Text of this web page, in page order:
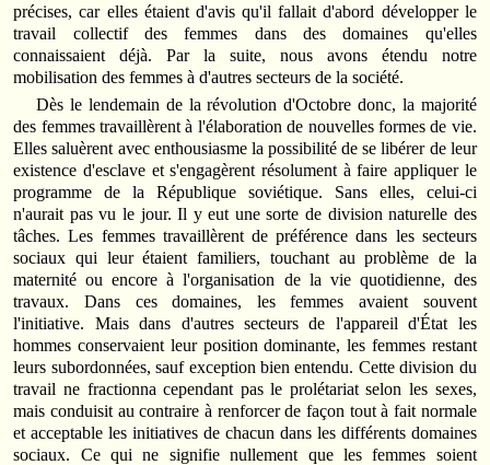
précises, car elles étaient d'avis qu'il fallait d'abord développer le
travail collectif des femmes dans des domaines qu'elles
connaissaient déjà. Par la suite, nous avons étendu notre
mobilisation des femmes à d'autres secteurs de la société.
Dès le lendemain de la révolution d'Octobre donc, la majorité
des femmes travaillèrent à l'élaboration de nouvelles formes de vie.
Elles saluèrent avec enthousiasme la possibilité de se libérer de leur
existence d'esclave et s'engagèrent résolument à faire appliquer le
programme de la République soviétique. Sans elles, celui-ci
n'aurait pas vu le jour. Il y eut une sorte de division naturelle des
tâches. Les femmes travaillèrent de préférence dans les secteurs
sociaux qui leur étaient familiers, touchant au problème de la
maternité ou encore à l'organisation de la vie quotidienne, des
travaux. Dans ces domaines, les femmes avaient souvent
l'initiative. Mais dans d'autres secteurs de l'appareil d'État les
hommes conservaient leur position dominante, les femmes restant
leurs subordonnées, sauf exception bien entendu. Cette division du
travail ne fractionna cependant pas le prolétariat selon les sexes,
mais conduisit au contraire à renforcer de façon tout à fait normale
et acceptable les initiatives de chacun dans les différents domaines
sociaux. Ce qui ne signifie nullement que les femmes soient